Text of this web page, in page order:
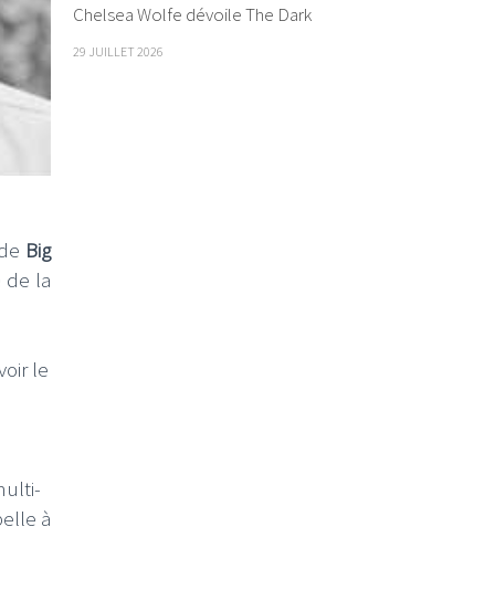
Big
de la
le
à
Chelsea Wolfe dévoile The Dark
29 JUILLET 2026